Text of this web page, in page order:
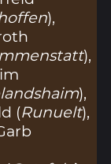
),
),
),
(Runuelt),